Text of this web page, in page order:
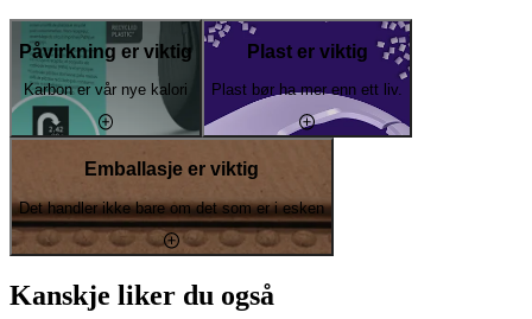
Påvirkning er viktig
Karbon er vår nye kalori
Plast er viktig
Plast bør ha mer enn ett liv.
Emballasje er viktig
Det handler ikke bare om det som er i esken
Kanskje liker du også